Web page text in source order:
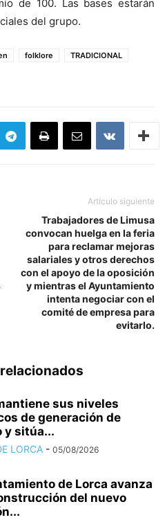
de 100. Las bases estarán
del grupo.
folklore
TRADICIONAL
Artículo siguiente
Trabajadores de Limusa
convocan huelga en la feria
para reclamar mejoras
salariales y otros derechos
con el apoyo de la oposición
y mientras el Ayuntamiento
intenta negociar con el
comité de empresa para
evitarlo.
sus niveles
de generación de
y sitúa...
LORCA - 05/08/2026
de Lorca avanza
del nuevo